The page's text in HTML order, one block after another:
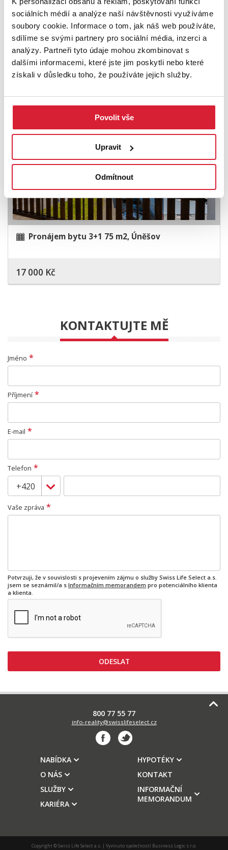
sociálních médií a analýze naší návštěvnosti využíváme
soubory cookie. Informace o tom, jak náš web používáte,
sdílíme se svými partnery pro sociální média, inzerci a
analýzy. Partneři tyto údaje mohou zkombinovat s
dalšími informacemi, které jste jim poskytli nebo které
získali v důsledku toho, že používáte jejich služby.
Povolit vše
Upravit
Odmítnout
Prodej bytu 3+1 63 m2 Družstevní, Horní Bříza
Pronájem bytu 3+1 75 m2, Úněšov
17 000 Kč
KONTAKTUJTE MĚ
Jméno *
Příjmení *
E-mail *
Telefon *
Vaše zpráva *
Potvrzuji, že v souvislosti s projevením zájmu o služby Swiss Life Select a.s.
jsem se seznámil/a s Informačním memorandem pro potenciálního klienta
a klienta.
ODESLAT
800 77 55 77
info-reality@swisslifeselect.cz
NABÍDKA
O NÁS
SLUŽBY
KARIÉRA
HYPOTÉKY
KONTAKT
INFORMAČNÍ
MEMORANDUM
Copyright © Swiss Life Select a.s. | Vyvinuto společností Business Logic s.r.o.